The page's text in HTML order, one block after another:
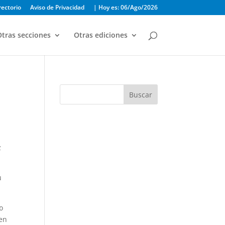
Aviso de Privacidad | Hoy es: 06/Ago/2026
secciones Otras ediciones
Buscar